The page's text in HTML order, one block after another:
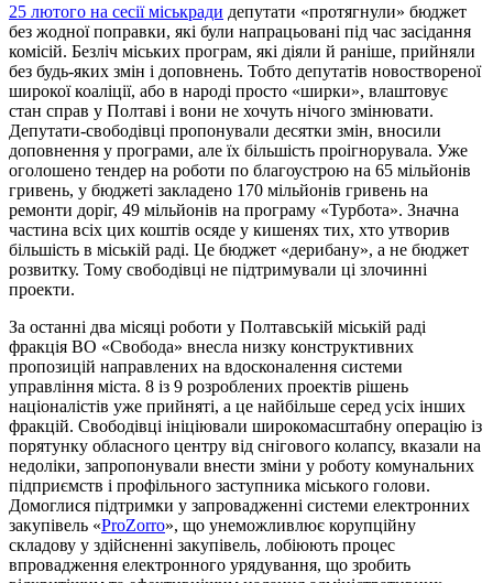
25 лютого на сесії міськради депутати «протягнули» бюджет
без жодної поправки, які були напрацьовані під час засідання
комісій. Безліч міських програм, які діяли й раніше, прийняли
без будь-яких змін і доповнень. Тобто депутатів новоствореної
широкої коаліції, або в народі просто «ширки», влаштовує
стан справ у Полтаві і вони не хочуть нічого змінювати.
Депутати-свободівці пропонували десятки змін, вносили
доповнення у програми, але їх більшість проігнорувала. Уже
оголошено тендер на роботи по благоустрою на 65 мільйонів
гривень, у бюджеті закладено 170 мільйонів гривень на
ремонти доріг, 49 мільйонів на програму «Турбота». Значна
частина всіх цих коштів осяде у кишенях тих, хто утворив
більшість в міській раді. Це бюджет «дерибану», а не бюджет
розвитку. Тому свободівці не підтримували ці злочинні
проекти.
За останні два місяці роботи у Полтавській міській раді
фракція ВО «Свобода» внесла низку конструктивних
пропозицій направлених на вдосконалення системи
управління міста. 8 із 9 розроблених проектів рішень
націоналістів уже прийняті, а це найбільше серед усіх інших
фракцій. Свободівці ініціювали широкомасштабну операцію із
порятунку обласного центру від снігового колапсу, вказали на
недоліки, запропонували внести зміни у роботу комунальних
підприємств і профільного заступника міського голови.
Домоглися підтримки у запровадженні системи електронних
закупівель «ProZorro», що унеможливлює корупційну
складову у здійсненні закупівель, лобіюють процес
впровадження електронного урядування, що зробить